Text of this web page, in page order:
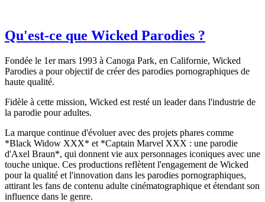
Qu'est-ce que Wicked Parodies ?
Fondée le 1er mars 1993 à Canoga Park, en Californie, Wicked
Parodies a pour objectif de créer des parodies pornographiques de
haute qualité.
Fidèle à cette mission, Wicked est resté un leader dans l'industrie de
la parodie pour adultes.
La marque continue d'évoluer avec des projets phares comme
*Black Widow XXX* et *Captain Marvel XXX : une parodie
d'Axel Braun*, qui donnent vie aux personnages iconiques avec une
touche unique. Ces productions reflètent l'engagement de Wicked
pour la qualité et l'innovation dans les parodies pornographiques,
attirant les fans de contenu adulte cinématographique et étendant son
influence dans le genre.